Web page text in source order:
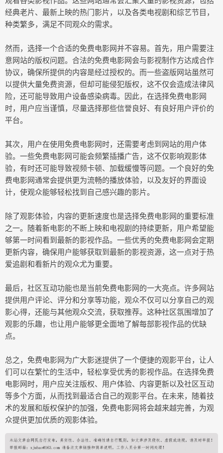
经典老片、最新上映的热门影片，以及各类电视剧和综艺节目，
种类繁多，满足不同观众的需求。
然而，选择一个合适的免费电影网并不容易。首先，用户需要注
意网站的版权问题。合法的免费电影网会与影视制作方达成合作
协议，确保所提供的内容是经过授权的。而一些盗版网站虽然可
以提供大量免费资源，但却可能侵犯版权，这不仅会造成法律风
险，还可能导致用户设备感染病毒。因此，在选择免费电影网
时，用户应当谨慎，尽量选择那些信誉良好、有良好用户评价的
平台。
其次，用户在使用免费电影网时，还需要考虑到网站的用户体
验。一些免费电影网可能会频繁插播广告，这不仅影响观影体
验，有时还可能导致视频卡顿、加载缓慢等问题。一个良好的免
费电影网通常会提供更为流畅的播放体验，以及友好的界面设
计，使观众能够轻松找到自己感兴趣的影片。
除了观影体验，内容的更新速度也是选择免费电影网的重要标准
之一。随着新电影的不断上映和电视剧的持续更新，用户希望能
够第一时间看到最新的影视作品。一些优秀的免费电影网会定期
更新内容，确保用户能够获取到最新的影视资源，这一点对于热
爱追剧和看新片的观众尤为重要。
最后，社区互动功能也是当前免费电影网的一大亮点。许多网站
提供用户评论、评分和分享等功能，观众不仅可以分享自己的观
影心得，还能与其他观众交流，获取推荐。这种社区氛围增加了
观影的乐趣，也让用户能够更全面地了解每部影视作品的优缺
点。
总之，免费电影网为广大影迷提供了一个便捷的观影平台，让人
们可以在繁忙的生活中，轻松享受优秀的影视作品。在选择免费
电影网时，用户应关注版权、用户体验、内容更新以及社区互动
等多个方面，从而找到最适合自己的观影平台。在未来，随着技
术的发展和版权保护的加强，免费电影网将会越来越完善，为观
众提供更加优质的观影体验。